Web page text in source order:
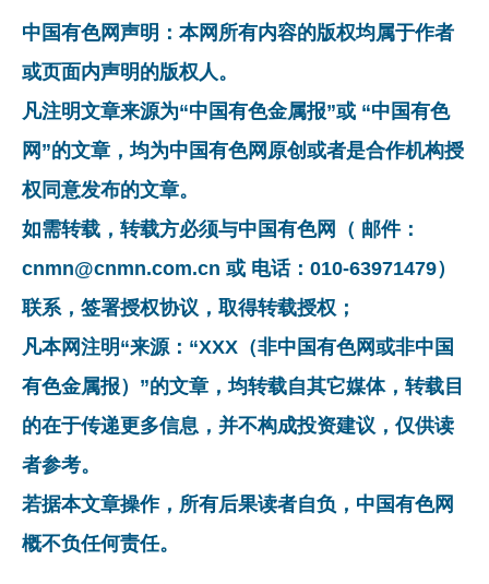
中国有色网声明：本网所有内容的版权均属于作者
或页面内声明的版权人。
凡注明文章来源为“中国有色金属报”或 “中国有色
网”的文章，均为中国有色网原创或者是合作机构授
权同意发布的文章。
如需转载，转载方必须与中国有色网（ 邮件：
cnmn@cnmn.com.cn 或 电话：010-63971479）
联系，签署授权协议，取得转载授权；
凡本网注明“来源：“XXX（非中国有色网或非中国
有色金属报）”的文章，均转载自其它媒体，转载目
的在于传递更多信息，并不构成投资建议，仅供读
者参考。
若据本文章操作，所有后果读者自负，中国有色网
概不负任何责任。